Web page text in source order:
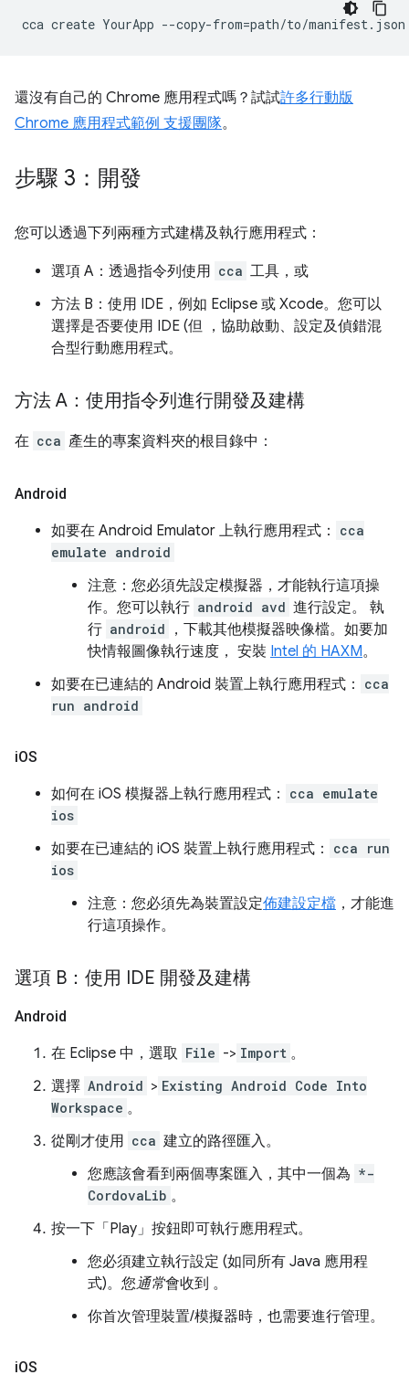
cca create YourApp --copy-from=
還沒有自己的 Chrome 應用程式嗎？試試許多行動版
Chrome 應用程式範例 支援團隊。
步驟 3：開發
您可以透過下列兩種方式建構及執行應用程式：
選項 A：透過指令列使用 cca 工具，或
方法 B：使用 IDE，例如 Eclipse 或 Xcode。您可以
選擇是否要使用 IDE (但 ，協助啟動、設定及偵錯混
合型行動應用程式。
方法 A：使用指令列進行開發及建構
在 cca 產生的專案資料夾的根目錄中：
Android
如要在 Android Emulator 上執行應用程式：
cca
emulate android
注意：您必須先設定模擬器，才能執行這項操
作。您可以執行 android avd 進行設定。 執
行 android
，下載其他模擬器映像檔。如要加
快情報圖像執行速度， 安裝 Intel 的 HAXM。
如要在已連結的 Android 裝置上執行應用程式：
cca
run android
iOS
如何在 iOS 模擬器上執行應用程式：
cca emulate
ios
如要在已連結的 iOS 裝置上執行應用程式：
cca run
ios
注意：您必須先為裝置設定佈建設定檔 ，才能進
行這項操作。
選項 B：使用 IDE 開發及建構
Android
在 Eclipse 中，選取 File -> Import 。
選擇 Android > Existing Android Code Into
Workspace 。
從剛才使用 cca 建立的路徑匯入。
您應該會看到兩個專案匯入，其中一個為 *-
CordovaLib 。
按一下「Play」按鈕即可執行應用程式。
您必須建立執行設定 (如同所有 Java 應用程
式)。您通常會收到 。
你首次管理裝置/模擬器時，也需要進行管理。
iOS